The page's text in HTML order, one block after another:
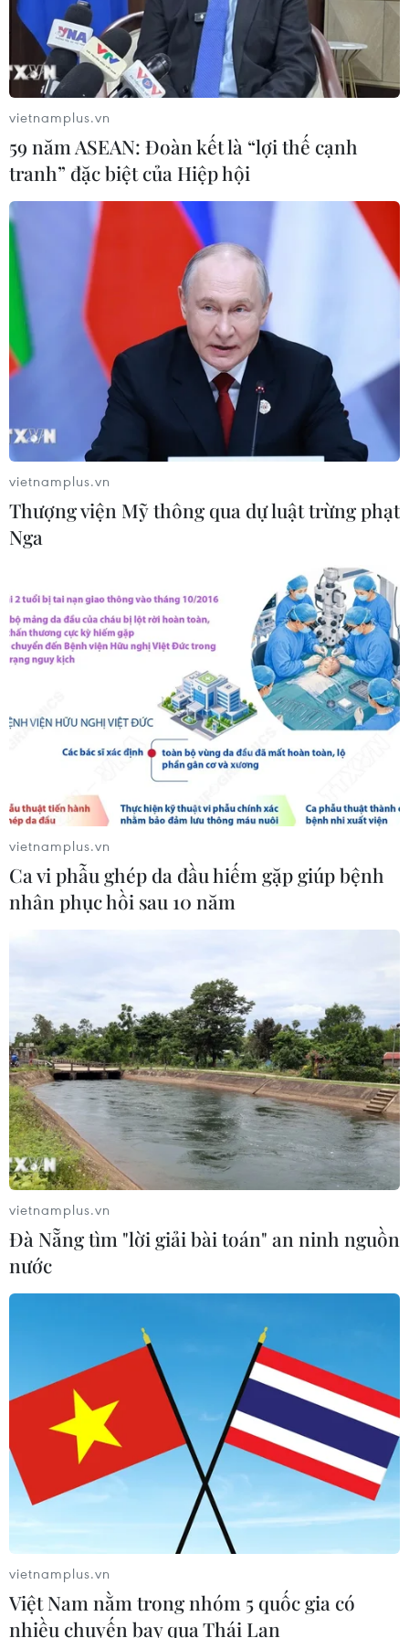
TIN CÙNG CHUYÊN MỤC
Thị trường chứng khoán: Sức ép từ
"vùng trũng" thông tin sau một nhịp
vietnamplus.vn
59 năm ASEAN: Đoàn kết là “lợi thế cạnh
tranh” đặc biệt của Hiệp hội
vietnamplus.vn
Thượng viện Mỹ thông qua dự luật trừng phạt
Nga
vietnamplus.vn
Ca vi phẫu ghép da đầu hiếm gặp giúp bệnh
nhân phục hồi sau 10 năm
vietnamplus.vn
Đà Nẵng tìm "lời giải bài toán" an ninh nguồn
nước
vietnamplus.vn
Việt Nam nằm trong nhóm 5 quốc gia có
nhiều chuyến bay qua Thái Lan